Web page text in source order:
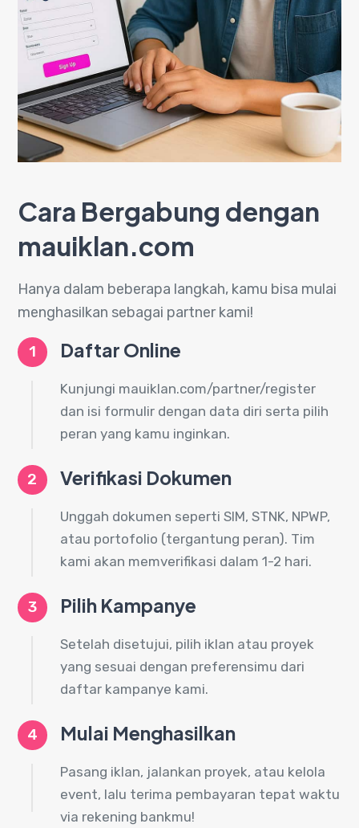
Cara Bergabung dengan
mauiklan.com
Hanya dalam beberapa langkah, kamu bisa mulai
menghasilkan sebagai partner kami!
1 Daftar Online
Kunjungi mauiklan.com/partner/register
dan isi formulir dengan data diri serta pilih
peran yang kamu inginkan.
2 Verifikasi Dokumen
Unggah dokumen seperti SIM, STNK, NPWP,
atau portofolio (tergantung peran). Tim
kami akan memverifikasi dalam 1-2 hari.
3 Pilih Kampanye
Setelah disetujui, pilih iklan atau proyek
yang sesuai dengan preferensimu dari
daftar kampanye kami.
4 Mulai Menghasilkan
Pasang iklan, jalankan proyek, atau kelola
event, lalu terima pembayaran tepat waktu
via rekening bankmu!